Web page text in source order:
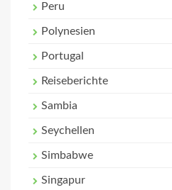
Peru
Polynesien
Portugal
Reiseberichte
Sambia
Seychellen
Simbabwe
Singapur